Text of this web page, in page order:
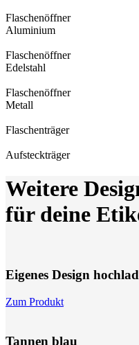
Flaschen­öffner
Aluminium
Flaschen­öffner
Edelstahl
Flaschen­öffner
Metall
Flaschen­träger
Aufsteck­träger
Weitere
für deine
Eigenes Design
Zum Produkt
Tannen blau